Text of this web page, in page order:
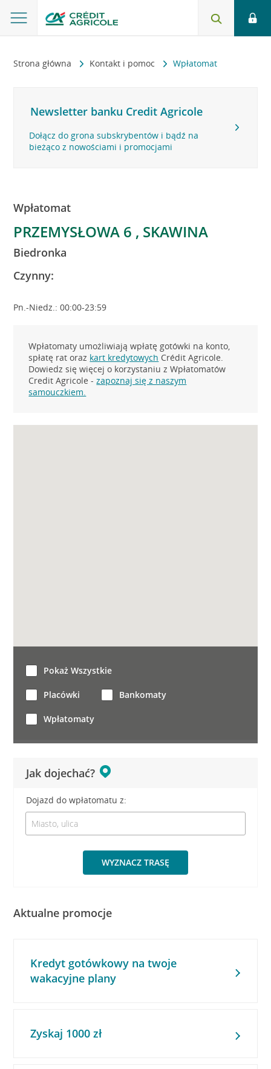
Strona główna Kontakt i pomoc Wpłatomat
Newsletter banku Credit Agricole
Dołącz do grona subskrybentów i bądź na
bieżąco z nowościami i promocjami
Wpłatomat
PRZEMYSŁOWA 6 , SKAWINA
Biedronka
Czynny:
Pn.-Niedz.: 00:00-23:59
Wpłatomaty umożliwiają wpłatę gotówki na konto,
spłatę rat oraz kart kredytowych Crédit Agricole.
Dowiedz się więcej o korzystaniu z Wpłatomatów
Credit Agricole -zapoznaj się z naszym
samouczkiem.
Jak dojechać?
Dojazd do wpłatomatu z:
WYZNACZ TRASĘ
Pokaż Wszystkie
Placówki Bankomaty
Wpłatomaty
Aktualne promocje
Kredyt gotówkowy na twoje
wakacyjne plany
Zyskaj 1000 zł